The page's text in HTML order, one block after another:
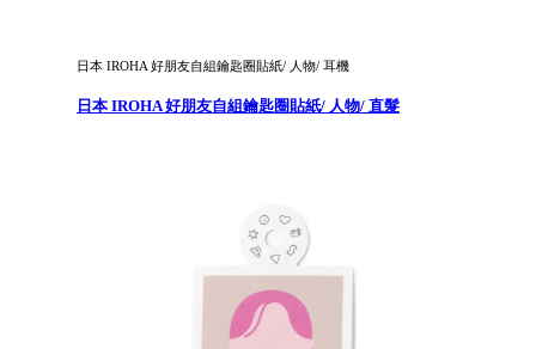
日本 IROHA 好朋友自組鑰匙圈貼紙/ 人物/ 耳機
日本 IROHA 好朋友自組鑰匙圈貼紙/ 人物/ 直髮